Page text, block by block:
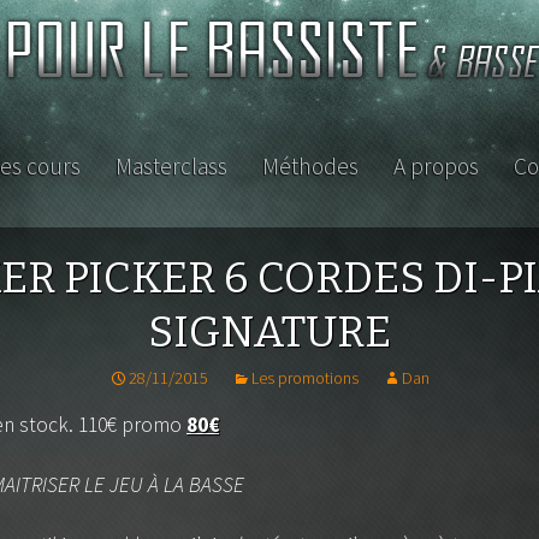
cours Masterclass Méthodes A propos
PICKER 6 CORDES DI-
SIGNATURE
28/11/2015 Les promotions Dan
stock. 110€ promo 80€
LE JEU À LA BASSE